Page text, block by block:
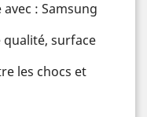
: Samsung
qualité, surface
les chocs et